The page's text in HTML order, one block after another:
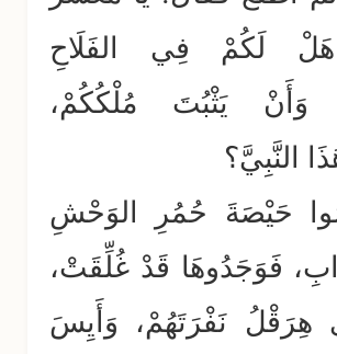
هَلْ لَكُمْ فِي الفَلَاحِ
وَأَنْ يَثْبُتَ مُلْكُكُمْ،
النَّبِيَّ؟
حَيْصَةَ حُمُرِ الوَحْشِ
فَوَجَدُوهَا قَدْ غُلِّقَتْ،
هِرَقْلُ نَفْرَتَهُمْ، وَأَيِسَ